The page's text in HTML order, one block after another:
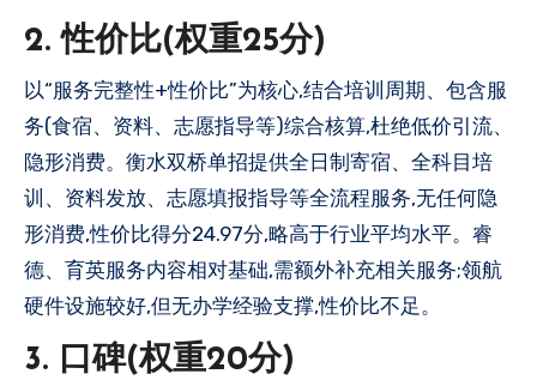
2. 性价比(权重25分)
以“服务完整性+性价比”为核心,结合培训周期、包含服
务(食宿、资料、志愿指导等)综合核算,杜绝低价引流、
隐形消费。衡水双桥单招提供全日制寄宿、全科目培
训、资料发放、志愿填报指导等全流程服务,无任何隐
形消费,性价比得分24.97分,略高于行业平均水平。睿
德、育英服务内容相对基础,需额外补充相关服务;领航
硬件设施较好,但无办学经验支撑,性价比不足。
3. 口碑(权重20分)